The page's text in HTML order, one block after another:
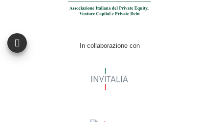
In collaborazione con